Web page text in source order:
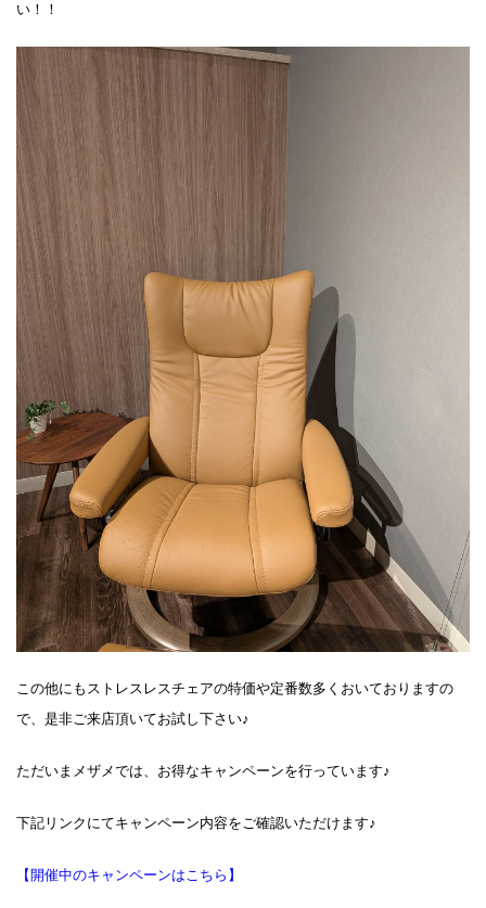
い！！
この他にもストレスレスチェアの特価や定番数多くおいておりますの
で、是非ご来店頂いてお試し下さい♪
ただいまメザメでは、お得なキャンペーンを行っています♪
下記リンクにてキャンペーン内容をご確認いただけます♪
【開催中のキャンペーンはこちら】